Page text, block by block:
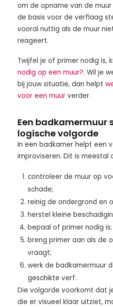
om de opname van de
de basis voor de verflaag
vooral nuttig als de muur
reageert.
Twijfel je of primer nodig is,
nodig op een muur?. Wil je
bij jouw situatie, dan helpt
voor een muurverder.
Een badkamermuur
logische volgorde
In een badkamer helpt een
improviseren. Dit is meestal
controleer de muur op
schade;
reinig de ondergrond en
herstel kleine
bepaal of primer nodig is;
breng primer aan als de
vraagt;
werk de badkamermuur
geschikte verf.
Die volgorde voorkomt dat
die er visueel klaar uitziet,